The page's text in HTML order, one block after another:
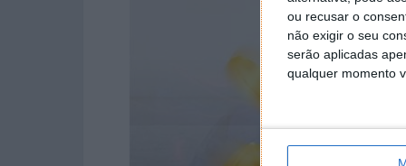
ou recusar o
não exigir o seu
serão aplicadas
qualquer momento